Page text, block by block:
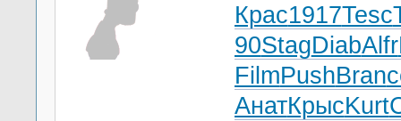
Крас1917Tesc
90StagDiabAlfr
FilmPushBran
АнатКрысKurt